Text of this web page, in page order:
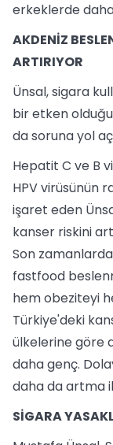
erkeklerde
AKDENİZ
ARTIRIYOR
Ünsal, sigara
bir etken
da soruna yol
Hepatit C ve B
HPV virüsünün
işaret eden
kanser riskini
Son
fastfood
hem obeziteyi
Türkiye'deki
ülkelerine göre
daha genç.
daha da artma
SİGARA